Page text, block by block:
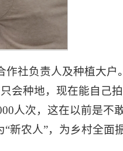
社负责人及种植大户
会种地，现在能自己
人次，这在以前是不
新农人”，为乡村全面